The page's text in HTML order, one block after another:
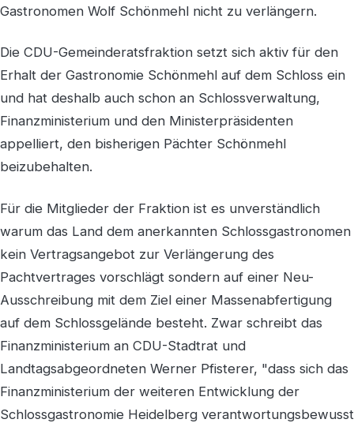
Gastronomen Wolf Schönmehl nicht zu verlängern.
Die CDU-Gemeinderatsfraktion setzt sich aktiv für den
Erhalt der Gastronomie Schönmehl auf dem Schloss ein
und hat deshalb auch schon an Schlossverwaltung,
Finanzministerium und den Ministerpräsidenten
appelliert, den bisherigen Pächter Schönmehl
beizubehalten.
Für die Mitglieder der Fraktion ist es unverständlich
warum das Land dem anerkannten Schlossgastronomen
kein Vertragsangebot zur Verlängerung des
Pachtvertrages vorschlägt sondern auf einer Neu-
Ausschreibung mit dem Ziel einer Massenabfertigung
auf dem Schlossgelände besteht. Zwar schreibt das
Finanzministerium an CDU-Stadtrat und
Landtagsabgeordneten Werner Pfisterer, "dass sich das
Finanzministerium der weiteren Entwicklung der
Schlossgastronomie Heidelberg verantwortungsbewusst